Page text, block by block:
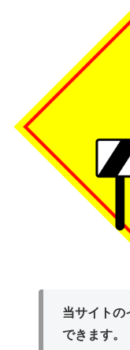
当サイトの
できます。